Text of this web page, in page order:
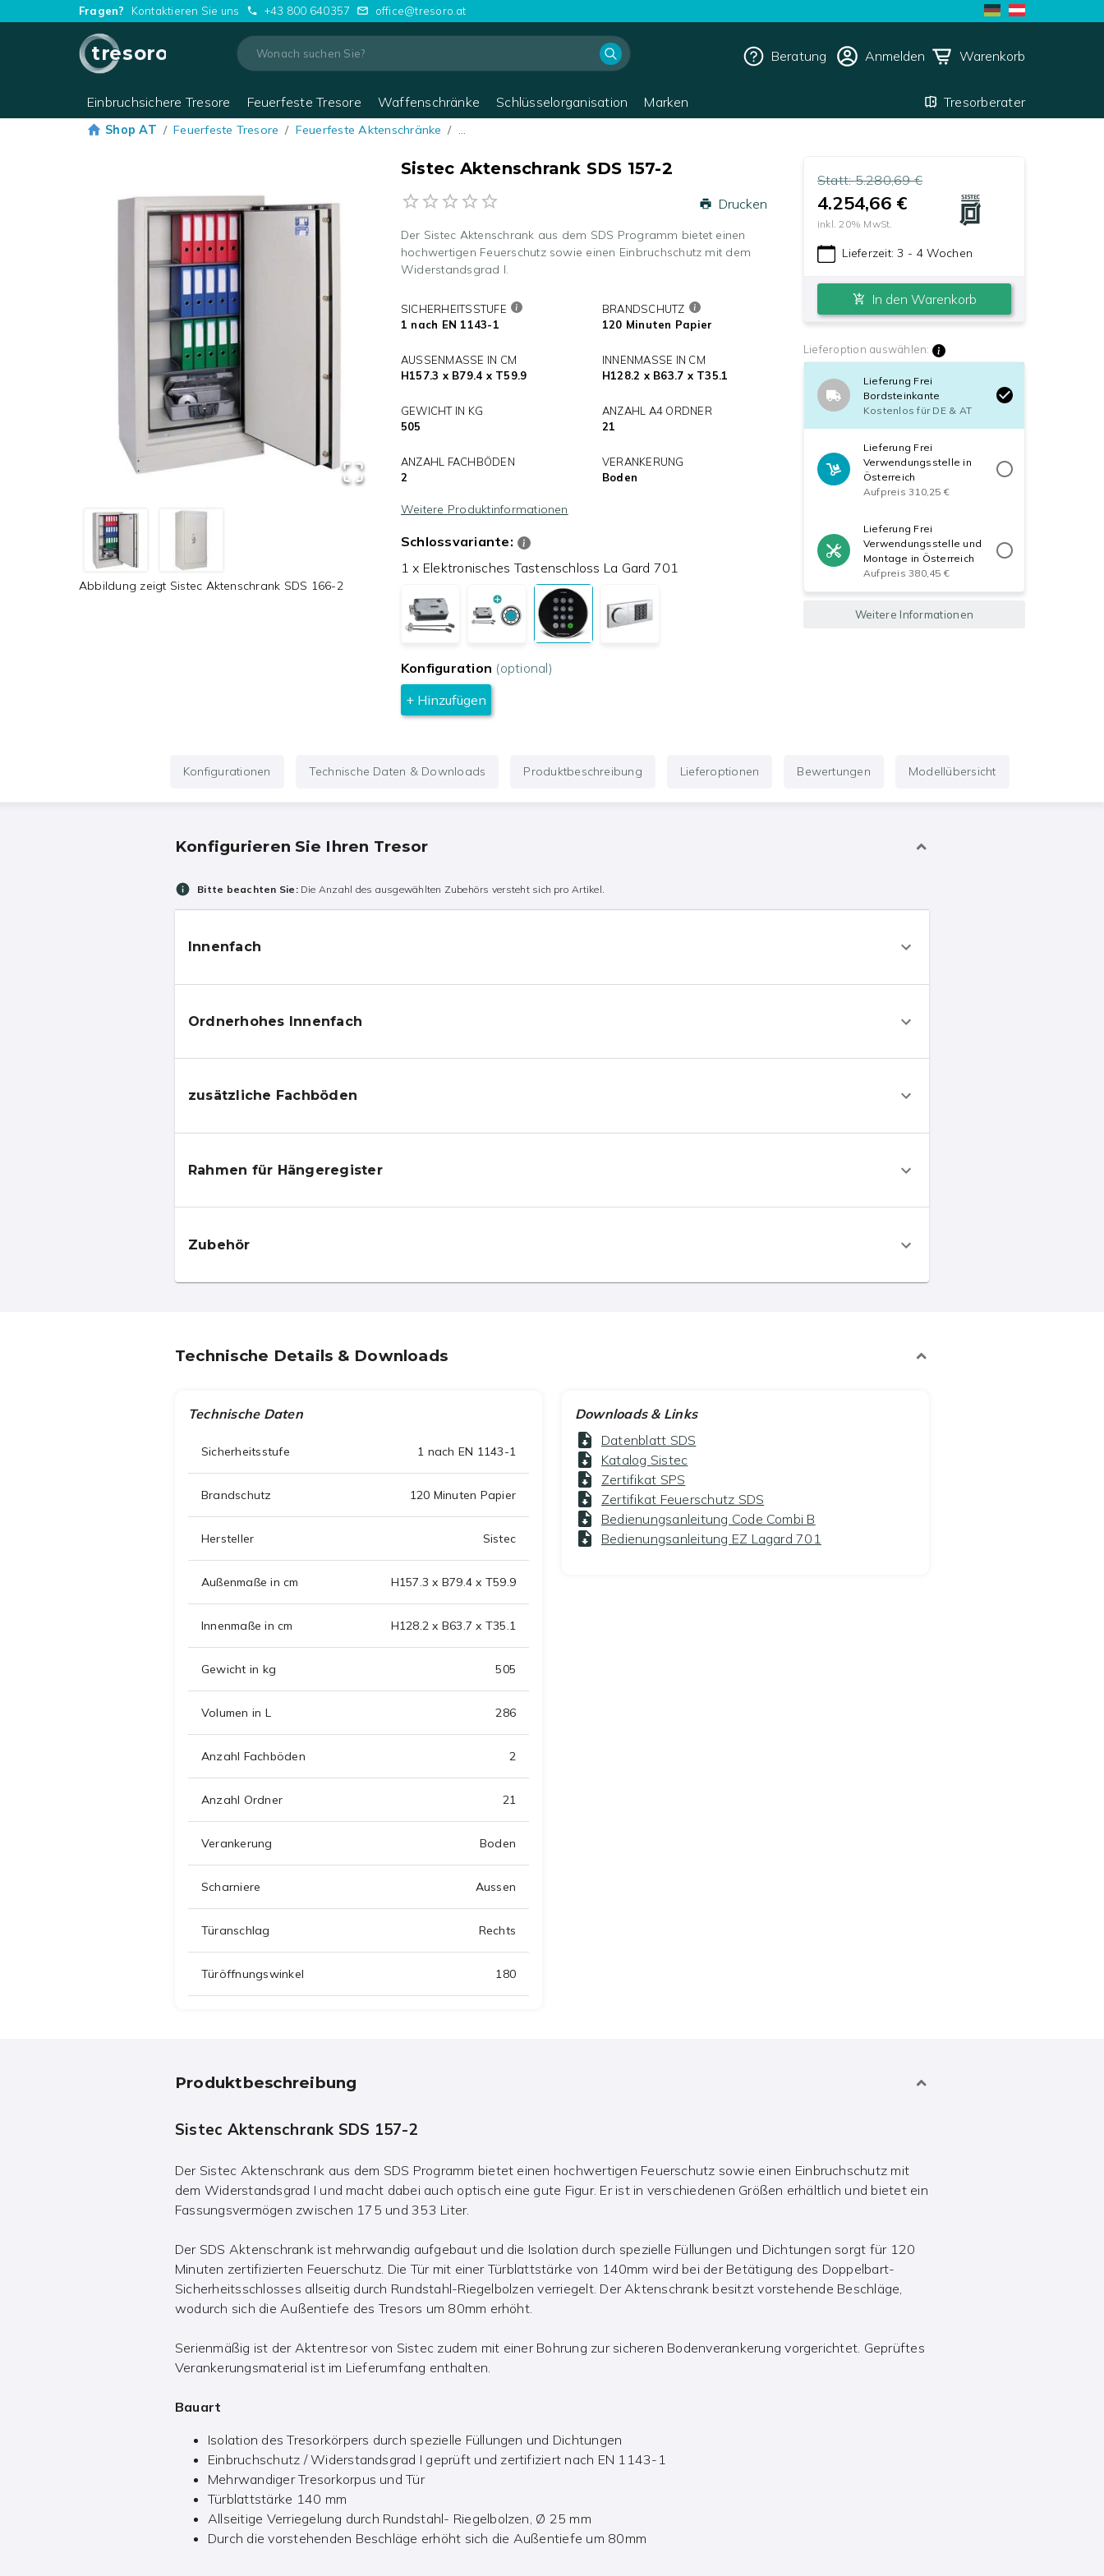
Fragen? Kontaktieren Sie uns +43 800 640357 office@tresoro.at
tresoro Beratung Anmelden Warenkorb
Einbruchsichere Tresore Feuerfeste Tresore Waffenschränke Schlüsselorganisation Marken Tresorberater
Shop AT / Feuerfeste Tresore / Feuerfeste Aktenschränke / …
Abbildung zeigt Sistec Aktenschrank SDS 166-2
Sistec Aktenschrank SDS 157-2
Drucken
Der Sistec Aktenschrank aus dem SDS Programm bietet einen
hochwertigen Feuerschutz sowie einen Einbruchschutz mit dem
Widerstandsgrad I.
SICHERHEITSSTUFE
1 nach EN 1143-1
BRANDSCHUTZ
120 Minuten Papier
AUSSENMASSE IN CM
H157.3 x B79.4 x T59.9
INNENMASSE IN CM
H128.2 x B63.7 x T35.1
GEWICHT IN KG
505
ANZAHL A4 ORDNER
21
ANZAHL FACHBÖDEN
2
VERANKERUNG
Boden
Weitere Produktinformationen
Schlossvariante:
1 x Elektronisches Tastenschloss La Gard 701
Konfiguration (optional)
+ Hinzufügen
Statt:5.280,69 €
4.254,66 €
inkl.20% MwSt.
Lieferzeit:3 - 4 Wochen
In den Warenkorb
Lieferoption auswählen:
Lieferung Frei
Bordsteinkante
Kostenlos für DE & AT
Lieferung Frei
Verwendungsstelle in
Österreich
Aufpreis 310,25 €
Lieferung Frei
Verwendungsstelle und
Montage in Österreich
Aufpreis 380,45 €
Weitere Informationen
Konfigurationen Technische Daten & Downloads Produktbeschreibung Lieferoptionen Bewertungen Modellübersicht
Konfigurieren Sie Ihren Tresor
Bitte beachten Sie:Die Anzahl des ausgewählten Zubehörs versteht sich pro Artikel.
Innenfach
Ordnerhohes Innenfach
zusätzliche Fachböden
Rahmen für Hängeregister
Zubehör
Technische Details & Downloads
Technische Daten
Sicherheitsstufe 1 nach EN 1143-1
Brandschutz 120 Minuten Papier
Hersteller Sistec
Außenmaße in cm H157.3 x B79.4 x T59.9
Innenmaße in cm H128.2 x B63.7 x T35.1
Gewicht in kg 505
Volumen in L 286
Anzahl Fachböden 2
Anzahl Ordner 21
Verankerung Boden
Scharniere Aussen
Türanschlag Rechts
Türöffnungswinkel 180
Downloads & Links
Datenblatt SDS
Katalog Sistec
Zertifikat SPS
Zertifikat Feuerschutz SDS
Bedienungsanleitung Code Combi B
Bedienungsanleitung EZ Lagard 701
Produktbeschreibung
Sistec Aktenschrank SDS 157-2
Der Sistec Aktenschrank aus dem SDS Programm bietet einen hochwertigen Feuerschutz sowie einen Einbruchschutz mit
dem Widerstandsgrad I und macht dabei auch optisch eine gute Figur. Er ist in verschiedenen Größen erhältlich und bietet ein
Fassungsvermögen zwischen 175 und 353 Liter.
Der SDS Aktenschrank ist mehrwandig aufgebaut und die Isolation durch spezielle Füllungen und Dichtungen sorgt für 120
Minuten zertifizierten Feuerschutz. Die Tür mit einer Türblattstärke von 140mm wird bei der Betätigung des Doppelbart-
Sicherheitsschlosses allseitig durch Rundstahl-Riegelbolzen verriegelt. Der Aktenschrank besitzt vorstehende Beschläge,
wodurch sich die Außentiefe des Tresors um 80mm erhöht.
Serienmäßig ist der Aktentresor von Sistec zudem mit einer Bohrung zur sicheren Bodenverankerung vorgerichtet. Geprüftes
Verankerungsmaterial ist im Lieferumfang enthalten.
Bauart
Isolation des Tresorkörpers durch spezielle Füllungen und Dichtungen
Einbruchschutz / Widerstandsgrad I geprüft und zertifiziert nach EN 1143-1
Mehrwandiger Tresorkorpus und Tür
Türblattstärke 140 mm
Allseitige Verriegelung durch Rundstahl- Riegelbolzen, Ø 25 mm
Durch die vorstehenden Beschläge erhöht sich die Außentiefe um 80mm